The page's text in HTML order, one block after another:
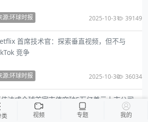
源:环球时报 2025-10-31 39149
首席技术官：探索垂直视频，但不与
竞争
源:环球时报 2025-10-30 36034
达成全球首家市值突破5万亿美元上市公司
类 视频 专题 我的